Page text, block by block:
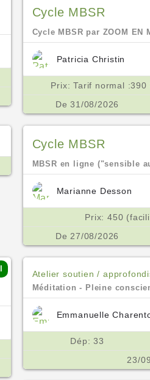
Cycle MBSR
Cycle MBSR par ZOOM EN
Patricia Christin
Prix: Tarif normal
De 31/08/2026
Cycle MBSR
MBSR en ligne ("sensible
Marianne Desson
Prix: 450
De 27/08/2026
Atelier soutien /
Méditation - Pleine
Emmanuelle
Dép: 33
23/